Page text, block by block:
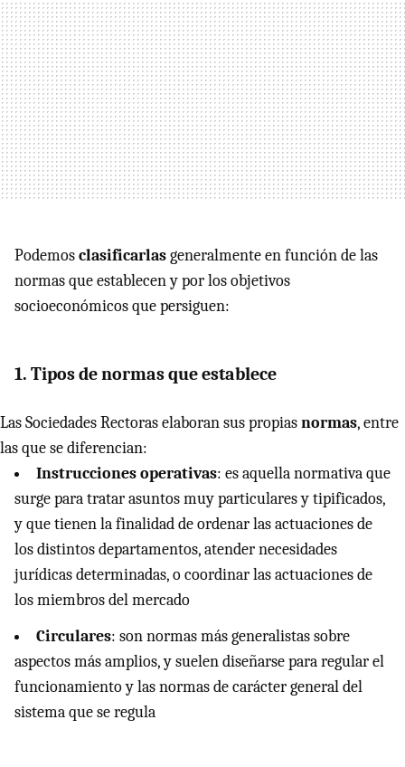
Podemosclasificarlasgeneralmente en función de las
normas que establecen y por los objetivos
socioeconómicos que persiguen:
1. Tipos de normas que establece
Las Sociedades Rectoras elaboran sus propiasnormas, entre
las que se diferencian:
Instrucciones operativas: es aquella normativa que
surge para tratar asuntos muy particulares y tipificados,
y que tienen la finalidad de ordenar las actuaciones de
los distintos departamentos, atender necesidades
jurídicas determinadas, o coordinar las actuaciones de
los miembros del mercado
Circulares: son normas más generalistas sobre
aspectos más amplios, y suelen diseñarse para regular el
funcionamiento y las normas de carácter general del
sistema que se regula